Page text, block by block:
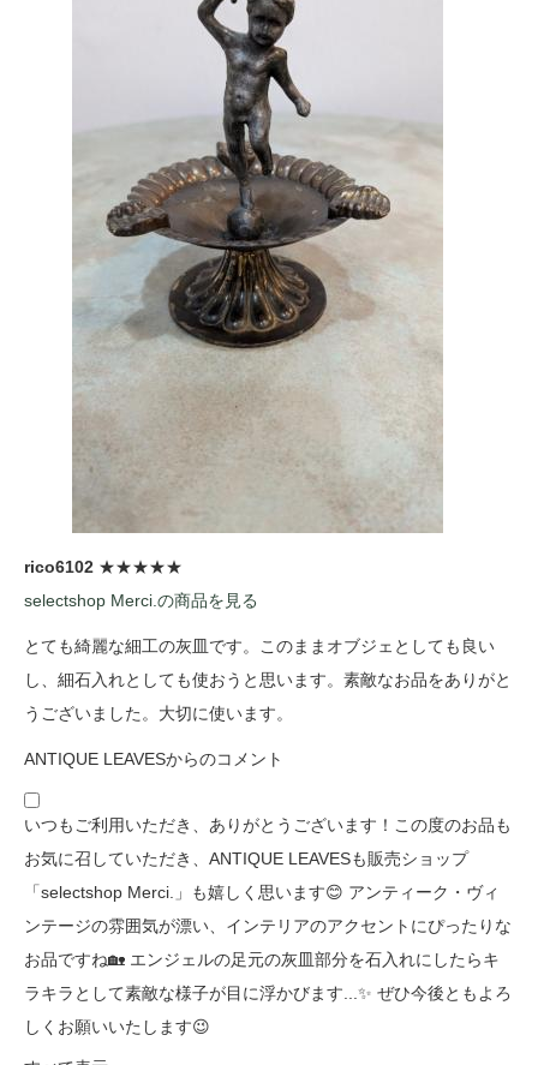
rico6102 ★★★★★
selectshop Merci.の商品を見る
とても綺麗な細工の灰皿です。このままオブジェとしても良い
し、細石入れとしても使おうと思います。素敵なお品をありがと
うございました。大切に使います。
ANTIQUE LEAVESからのコメント
いつもご利用いただき、ありがとうございます！この度のお品も
お気に召していただき、ANTIQUE LEAVESも販売ショップ
「selectshop Merci.」も嬉しく思います😊 アンティーク・ヴィ
ンテージの雰囲気が漂い、インテリアのアクセントにぴったりな
お品ですね🏡 エンジェルの足元の灰皿部分を石入れにしたらキ
ラキラとして素敵な様子が目に浮かびます...✨ ぜひ今後ともよろ
しくお願いいたします😉